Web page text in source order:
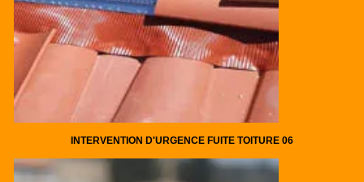
INTERVENTION D'URGENCE FUITE TOITURE 06